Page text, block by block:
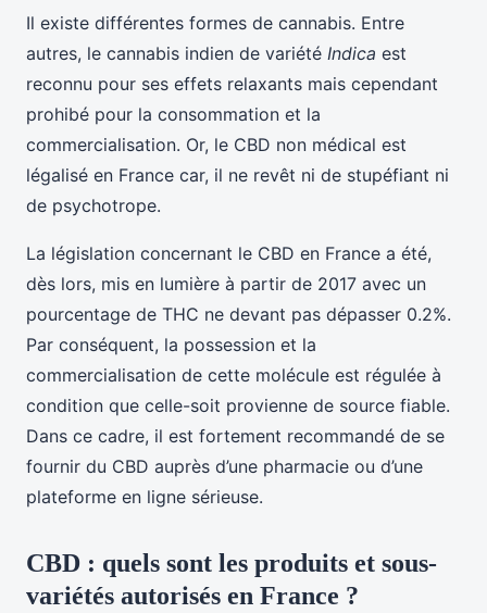
Il existe différentes formes de cannabis. Entre
autres, le cannabis indien de variété Indica est
reconnu pour ses effets relaxants mais cependant
prohibé pour la consommation et la
commercialisation. Or, le CBD non médical est
légalisé en France car, il ne revêt ni de stupéfiant ni
de psychotrope.
La législation concernant le CBD en France a été,
dès lors, mis en lumière à partir de 2017 avec un
pourcentage de THC ne devant pas dépasser 0.2%.
Par conséquent, la possession et la
commercialisation de cette molécule est régulée à
condition que celle-soit provienne de source fiable.
Dans ce cadre, il est fortement recommandé de se
fournir du CBD auprès d’une pharmacie ou d’une
plateforme en ligne sérieuse.
CBD : quels sont les produits et sous-
variétés autorisés en France ?